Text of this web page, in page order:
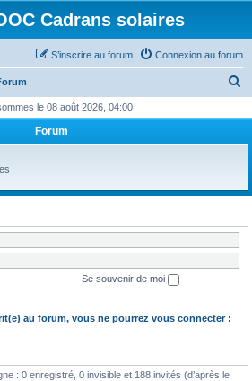
Cadrans solaires
Connexion au forum
S’inscrire au forum
h
r
le 08 août 2026, 04:00
Forum
Se souvenir de moi
au forum, vous ne pourrez vous connecter :
: 0 enregistré, 0 invisible et 188 invités (d’après le